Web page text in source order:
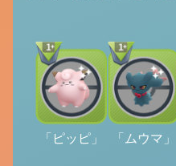
「ピッピ」 「ムウマ」